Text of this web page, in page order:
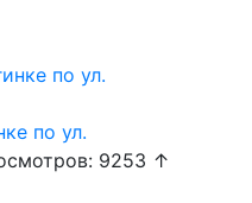
по ул.
9253 ↑